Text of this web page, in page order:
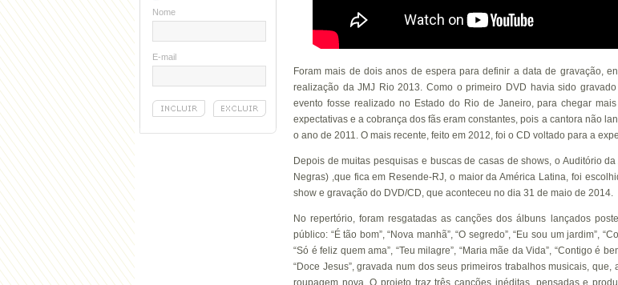
Nome
E-mail
Foram mais de dois anos de espera para definir a data de gravação,
realização da JMJ Rio 2013. Como o primeiro DVD havia sido
evento fosse realizado no Estado do Rio de Janeiro, para chegar
expectativas e a cobrança dos fãs eram constantes, pois a cantora não
o ano de 2011. O mais recente, feito em 2012, foi o CD voltado para a
Depois de muitas pesquisas e buscas de casas de shows, o Auditório
Negras) ,que fica em Resende-RJ, o maior da América Latina, foi
show e gravação do DVD/CD, que aconteceu no dia 31 de maio de 2014.
No repertório, foram resgatadas as canções dos álbuns lançados
público: “É tão bom”, “Nova manhã”, “O segredo”, “Eu sou um jardim”,
“Só é feliz quem ama”, “Teu milagre”, “Maria mãe da Vida”, “Contigo é
“Doce Jesus”, gravada num dos seus primeiros trabalhos musicais,
roupagem nova. O projeto traz três canções inéditas, pensadas e